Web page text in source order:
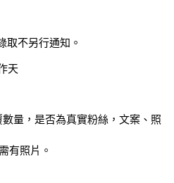
取不另行通知。
天
量，是否為真實粉絲，文案、照
有照片。